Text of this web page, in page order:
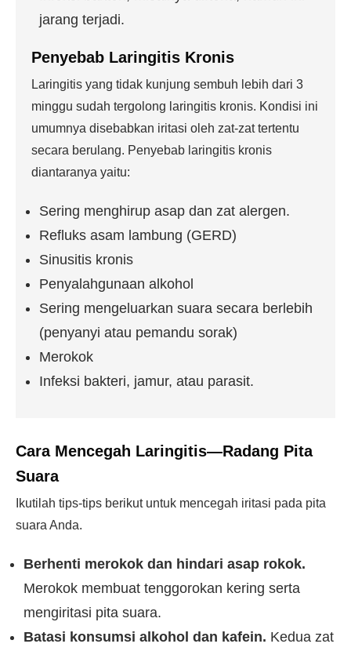
jarang terjadi.
Penyebab Laringitis Kronis
Laringitis yang tidak kunjung sembuh lebih dari 3
minggu sudah tergolong laringitis kronis. Kondisi ini
umumnya disebabkan iritasi oleh zat-zat tertentu
secara berulang. Penyebab laringitis kronis
diantaranya yaitu:
Sering menghirup asap dan zat alergen.
Refluks asam lambung (GERD)
Sinusitis kronis
Penyalahgunaan alkohol
Sering mengeluarkan suara secara berlebih
(penyanyi atau pemandu sorak)
Merokok
Infeksi bakteri, jamur, atau parasit.
Cara Mencegah Laringitis—Radang Pita
Suara
Ikutilah tips-tips berikut untuk mencegah iritasi pada pita
suara Anda.
Berhenti merokok dan hindari asap rokok.
Merokok membuat tenggorokan kering serta
mengiritasi pita suara.
Batasi konsumsi alkohol dan kafein. Kedua zat